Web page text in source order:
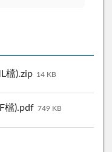
檔).zip 14 KB
檔).pdf 749 KB